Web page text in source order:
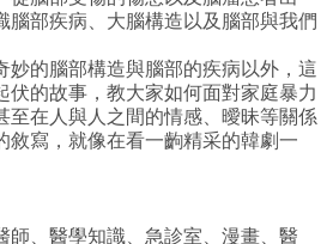
腦部疾病、大腦構造以及腦部與我們
的腦部構造與腦部的疾病以外，這
伏的故事，教大家如何面對家庭暴力
至在人與人之間的情感、曖昧等關係
敘寫，就像在看一齣精采的韓劇一
師、醫學知識、急診室、漫畫、醫